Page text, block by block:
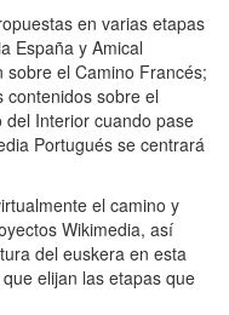
en varias etapas
España y Amical
el Camino Francés;
contenidos sobre el
del Interior cuando pase
Portugués se centrará
el camino y
Wikimedia, así
del euskera en esta
elijan las etapas que